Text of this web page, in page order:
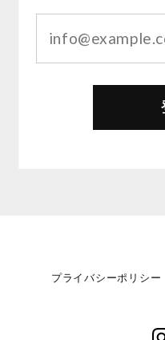
プライバシーポリシー